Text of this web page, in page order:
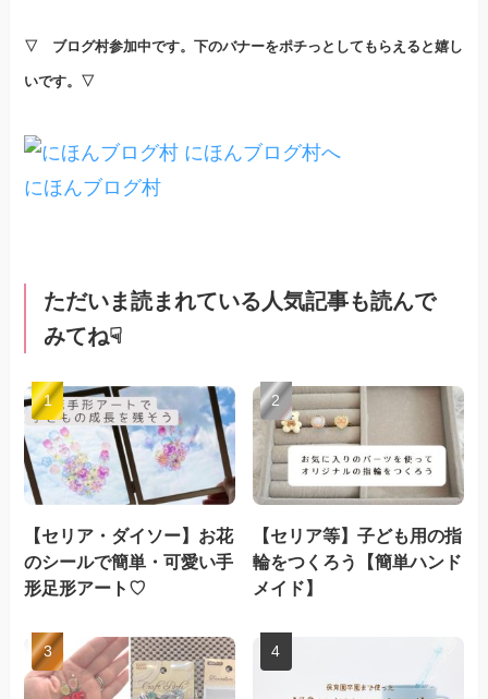
▽ ブログ村参加中です。下のバナーをポチっとしてもらえると嬉し
いです。▽
にほんブログ村
ただいま読まれている人気記事も読んで
みてね☟
【セリア・ダイソー】お花
のシールで簡単・可愛い手
形足形アート♡
【セリア等】子ども用の指
輪をつくろう【簡単ハンド
メイド】